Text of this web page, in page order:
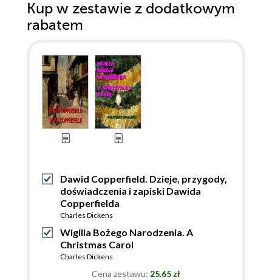
Kup w zestawie z dodatkowym
rabatem
Dawid Copperfield. Dzieje, przygody,
doświadczenia i zapiski Dawida
Copperfielda
Charles Dickens
Wigilia Bożego Narodzenia. A
Christmas Carol
Charles Dickens
Cena zestawu: 25.65 zł